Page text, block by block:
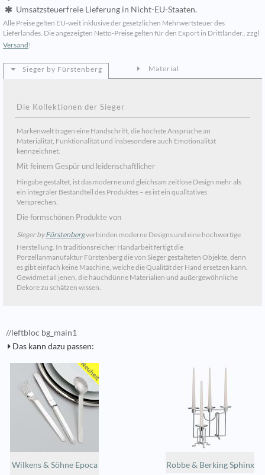
Umsatzsteuerfreie Lieferung in Nicht-EU-Staaten.
Alle Preise gelten EU-weit inklusive der gesetzlichen Mehrwertsteuer des
Lieferlandes. Die angezeigten Netto-Preise gelten für den Export in Drittländer.. zzgl
Versand!
Sieger by Fürstenberg
Die Kollektionen der Sieger
Markenwelt tragen eine Handschrift, die höchste Ansprüche an
Materialität, Funktionalität und insbesondere auch Emotionalität
kennzeichnet.
Mit feinem Gespür und leidenschaftlicher
Hingabe gestaltet, ist das moderne und gleichsam zeitlose Design mehr als
ein integraler Bestandteil des Produktes – es ist ein qualitatives
Versprechen.
Die formschönen Produkte von
Sieger byFürstenbergverbinden moderne Designs und eine hochwertige
Herstellung. In traditionsreicher Handarbeit fertigt die
Porzellanmanufaktur Fürstenberg die von Sieger gestalteten Objekte, denn
es gibt einfach keine Maschine, welche die Qualität der Hand ersetzen kann.
Gewidmet all jenen, die hauchdünne Materialien und außergewöhnliche
Dekore zu schätzen wissen.
Material
//leftbloc bg_main1
Das kann dazu passen:
Wilkens & Söhne Epoca
Robbe & Berking Sphinx